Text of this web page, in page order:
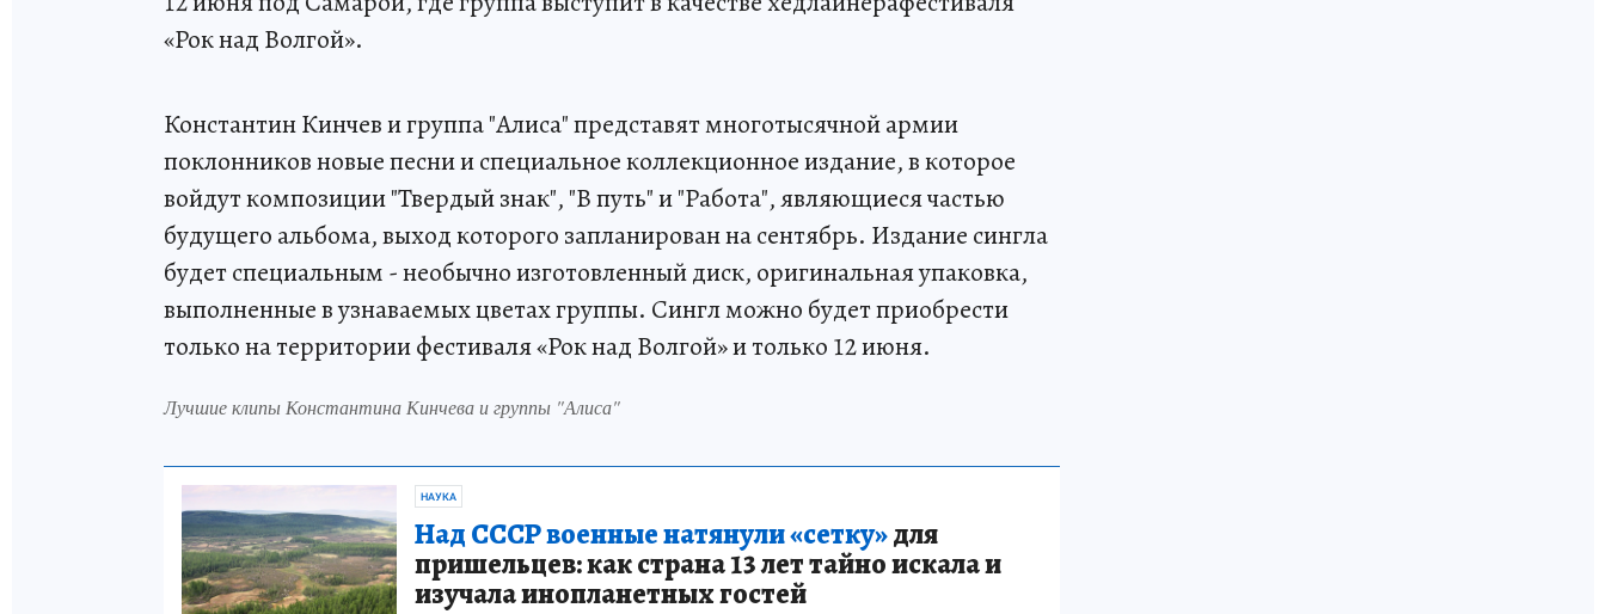
«Рок над Волгой».
Константин Кинчев и группа "Алиса" представят многотысячной армии
поклонников новые песни и специальное коллекционное издание, в которое
войдут композиции "Твердый знак", "В путь" и "Работа", являющиеся частью
будущего альбома, выход которого запланирован на сентябрь. Издание сингла
будет специальным - необычно изготовленный диск, оригинальная упаковка,
выполненные в узнаваемых цветах группы. Сингл можно будет приобрести
только на территории фестиваля «Рок над Волгой» и только 12 июня.
Лучшие клипы Константина Кинчева и группы "Алиса"
НАУКА
Над СССР военные натянули «сетку»для
пришельцев: как страна 13 лет тайно искала и
изучала инопланетных гостей